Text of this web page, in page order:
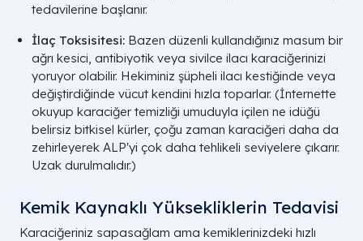
tedavilerine başlanır.
İlaç Toksisitesi: Bazen düzenli kullandığınız masum bir
ağrı kesici, antibiyotik veya sivilce ilacı karaciğerinizi
yoruyor olabilir. Hekiminiz şüpheli ilacı kestiğinde veya
değiştirdiğinde vücut kendini hızla toparlar. (İnternette
okuyup karaciğer temizliği umuduyla içilen ne idüğü
belirsiz bitkisel kürler, çoğu zaman karaciğeri daha da
zehirleyerek ALP'yi çok daha tehlikeli seviyelere çıkarır.
Uzak durulmalıdır.)
Kemik Kaynaklı Yüksekliklerin Tedavisi
Karaciğeriniz sapasağlam ama kemiklerinizdeki hızlı